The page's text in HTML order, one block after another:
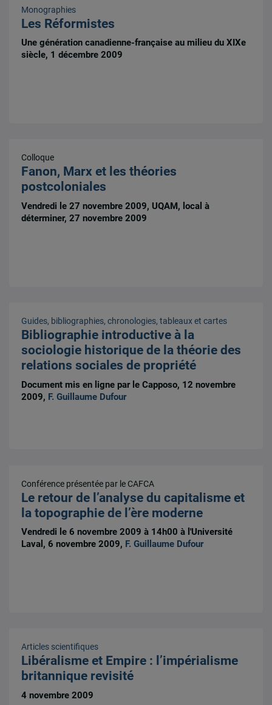
Monographies
Les Réformistes
Une génération canadienne-française au milieu du XIXe
siècle, 1 décembre 2009
Colloque
Fanon, Marx et les théories
postcoloniales
Vendredi le 27 novembre 2009, UQAM, local à
déterminer, 27 novembre 2009
Guides, bibliographies, chronologies, tableaux et cartes
Bibliographie introductive à la
sociologie historique de la théorie des
relations sociales de propriété
Document mis en ligne par le Capposo, 12 novembre
2009, F. Guillaume Dufour
Conférence présentée par le CAFCA
Le retour de l’analyse du capitalisme et
la topographie de l’ère moderne
Vendredi le 6 novembre 2009 à 14h00 à l'Université
Laval, 6 novembre 2009, F. Guillaume Dufour
Articles scientifiques
Libéralisme et Empire : l’impérialisme
britannique revisité
4 novembre 2009